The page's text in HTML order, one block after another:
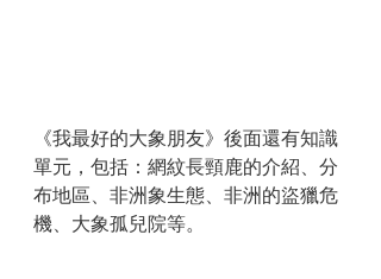
《我最好的大象朋友》後面還有知識
單元，包括：網紋長頸鹿的介紹、分
布地區、非洲象生態、非洲的盜獵危
機、大象孤兒院等。